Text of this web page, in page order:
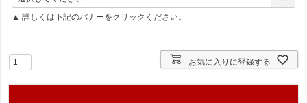
必
須
▲ 詳しくは下記のバナーをクリックください。
お気に入りに登録する